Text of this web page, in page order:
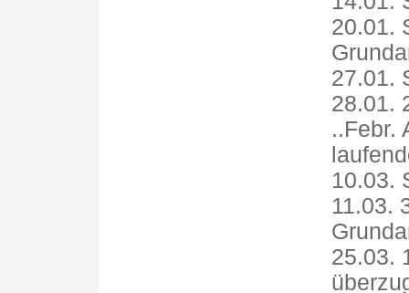
20.01.
27.01.
28.01.
..Febr.
10.03.
11.03.
25.03.